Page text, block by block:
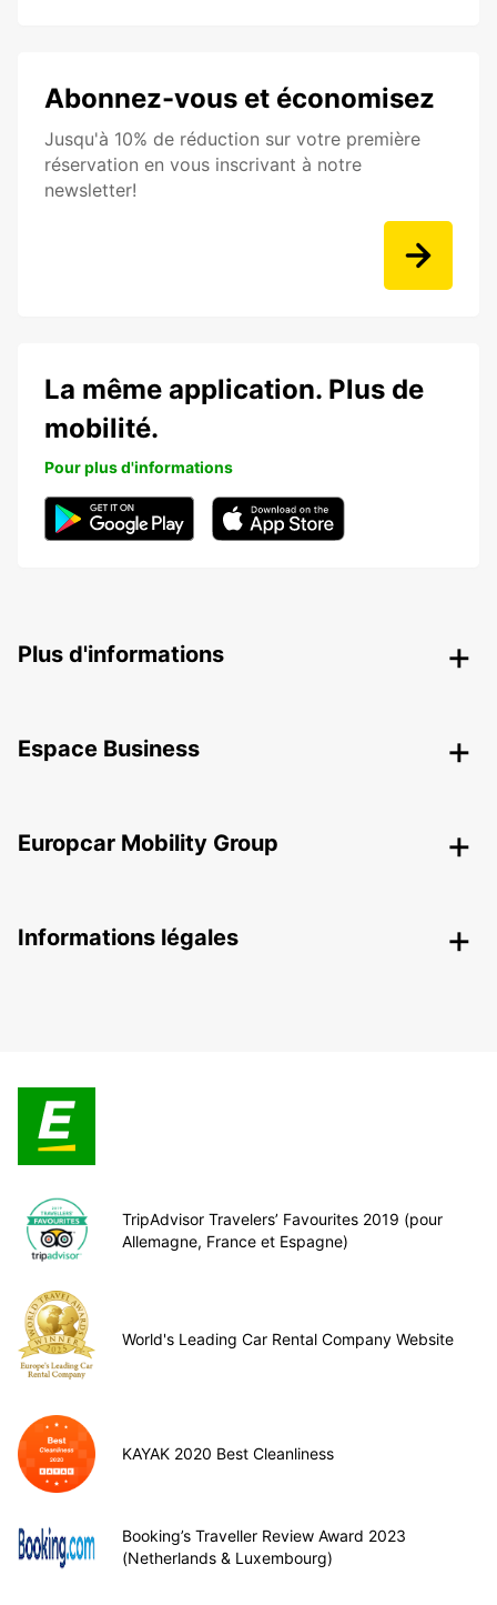
Abonnez-vous et économisez
Jusqu'à 10% de réduction sur votre première
réservation en vous inscrivant à notre
newsletter!
La même application. Plus de
mobilité.
Pour plus d'informations
Plus d'informations
Espace Business
Europcar Mobility Group
Informations légales
TripAdvisor Travelers’ Favourites 2019 (pour
Allemagne, France et Espagne)
World's Leading Car Rental Company Website
KAYAK 2020 Best Cleanliness
Booking’s Traveller Review Award 2023
(Netherlands & Luxembourg)